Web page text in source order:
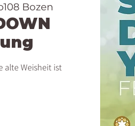
Bozen
alte Weisheit ist